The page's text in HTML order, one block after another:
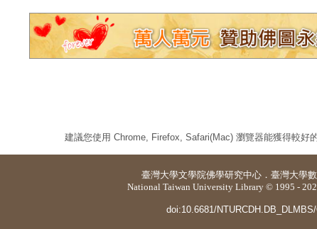
建議您使用 Chrome, Firefox, Safari(Mac) 瀏覽器能獲得較好
臺灣大學文學院佛學研究中心 ． 臺灣大學
National Taiwan University Library © 1995 -
doi:10.6681/